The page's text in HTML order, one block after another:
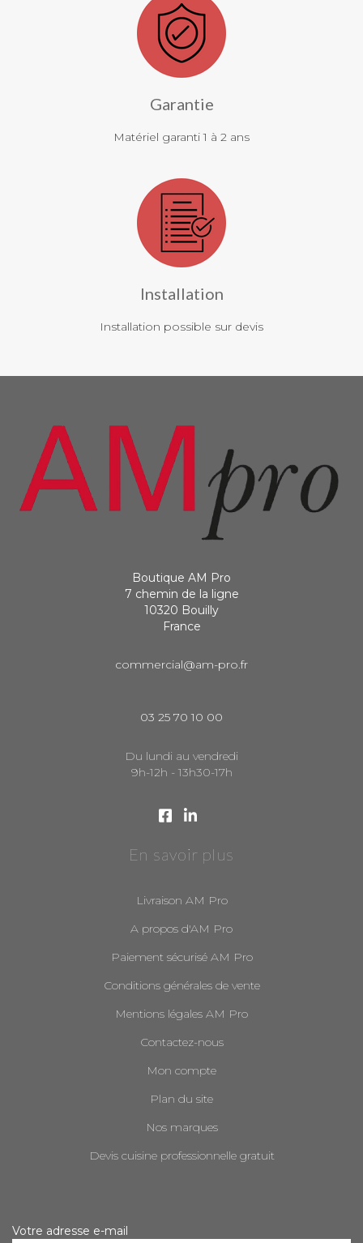
Garantie
Matériel garanti 1 à 2 ans
Installation
Installation possible sur devis
Boutique AM Pro
7 chemin de la ligne
10320 Bouilly
France
commercial@am-pro.fr
03 25 70 10 00
Du lundi au vendredi
9h-12h - 13h30-17h
En savoir plus
Livraison AM Pro
A propos d'AM Pro
Paiement sécurisé AM Pro
Conditions générales de vente
Mentions légales AM Pro
Contactez-nous
Mon compte
Plan du site
Nos marques
Devis cuisine professionnelle gratuit
Votre adresse e-mail